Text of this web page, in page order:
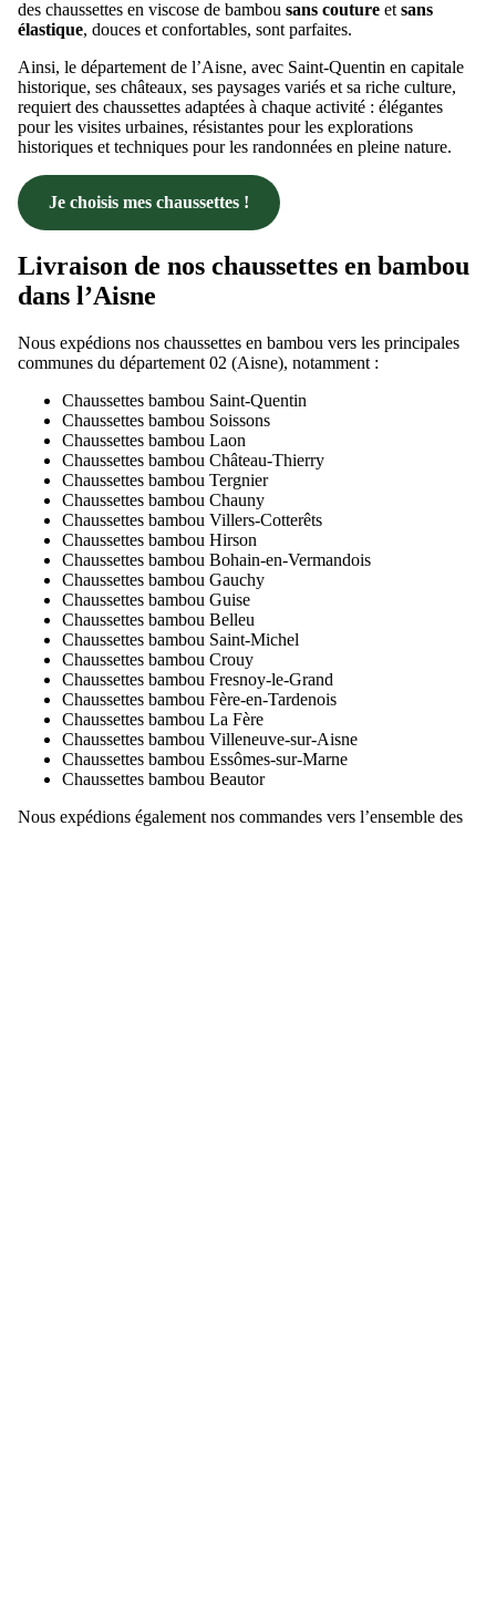
des chaussettes en viscose de bambou sans couture et sans
élastique, douces et confortables, sont parfaites.
Ainsi, le département de l’Aisne, avec Saint-Quentin en capitale
historique, ses châteaux, ses paysages variés et sa riche culture,
requiert des chaussettes adaptées à chaque activité : élégantes
pour les visites urbaines, résistantes pour les explorations
historiques et techniques pour les randonnées en pleine nature.
Je choisis mes chaussettes !
Livraison de nos chaussettes en bambou
dans l’Aisne
Nous expédions nos chaussettes en bambou vers les principales
communes du département 02 (Aisne), notamment :
Chaussettes bambou Saint-Quentin
Chaussettes bambou Soissons
Chaussettes bambou Laon
Chaussettes bambou Château-Thierry
Chaussettes bambou Tergnier
Chaussettes bambou Chauny
Chaussettes bambou Villers-Cotterêts
Chaussettes bambou Hirson
Chaussettes bambou Bohain-en-Vermandois
Chaussettes bambou Gauchy
Chaussettes bambou Guise
Chaussettes bambou Belleu
Chaussettes bambou Saint-Michel
Chaussettes bambou Crouy
Chaussettes bambou Fresnoy-le-Grand
Chaussettes bambou Fère-en-Tardenois
Chaussettes bambou La Fère
Chaussettes bambou Villeneuve-sur-Aisne
Chaussettes bambou Essômes-sur-Marne
Chaussettes bambou Beautor
Nous expédions également nos commandes vers l’ensemble des